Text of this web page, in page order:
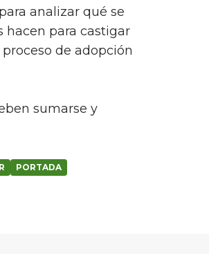
analizar qué se
hacen para castigar
de adopción
sumarse y
PORTADA